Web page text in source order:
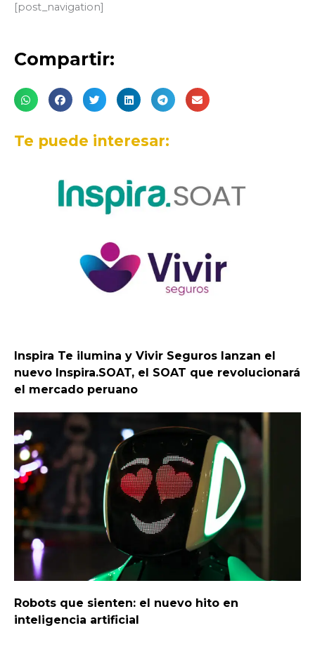
[post_navigation]
Compartir:
Te puede interesar:
Inspira Te ilumina y Vivir Seguros lanzan el
nuevo Inspira.SOAT, el SOAT que revolucionará
el mercado peruano
Robots que sienten: el nuevo hito en
inteligencia artificial